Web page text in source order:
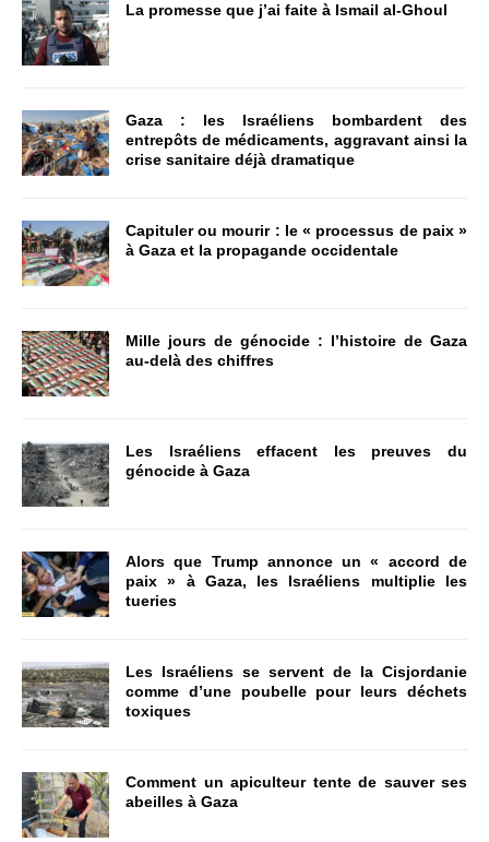
La promesse que j’ai faite à Ismail al-Ghoul
Gaza : les Israéliens bombardent des
entrepôts de médicaments, aggravant ainsi la
crise sanitaire déjà dramatique
Capituler ou mourir : le « processus de paix »
à Gaza et la propagande occidentale
Mille jours de génocide : l’histoire de Gaza
au-delà des chiffres
Les Israéliens effacent les preuves du
génocide à Gaza
Alors que Trump annonce un « accord de
paix » à Gaza, les Israéliens multiplie les
tueries
Les Israéliens se servent de la Cisjordanie
comme d’une poubelle pour leurs déchets
toxiques
Comment un apiculteur tente de sauver ses
abeilles à Gaza